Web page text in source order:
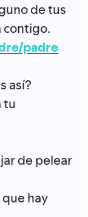
de tus
contigo.
padre
así?
tu
de pelear
que hay